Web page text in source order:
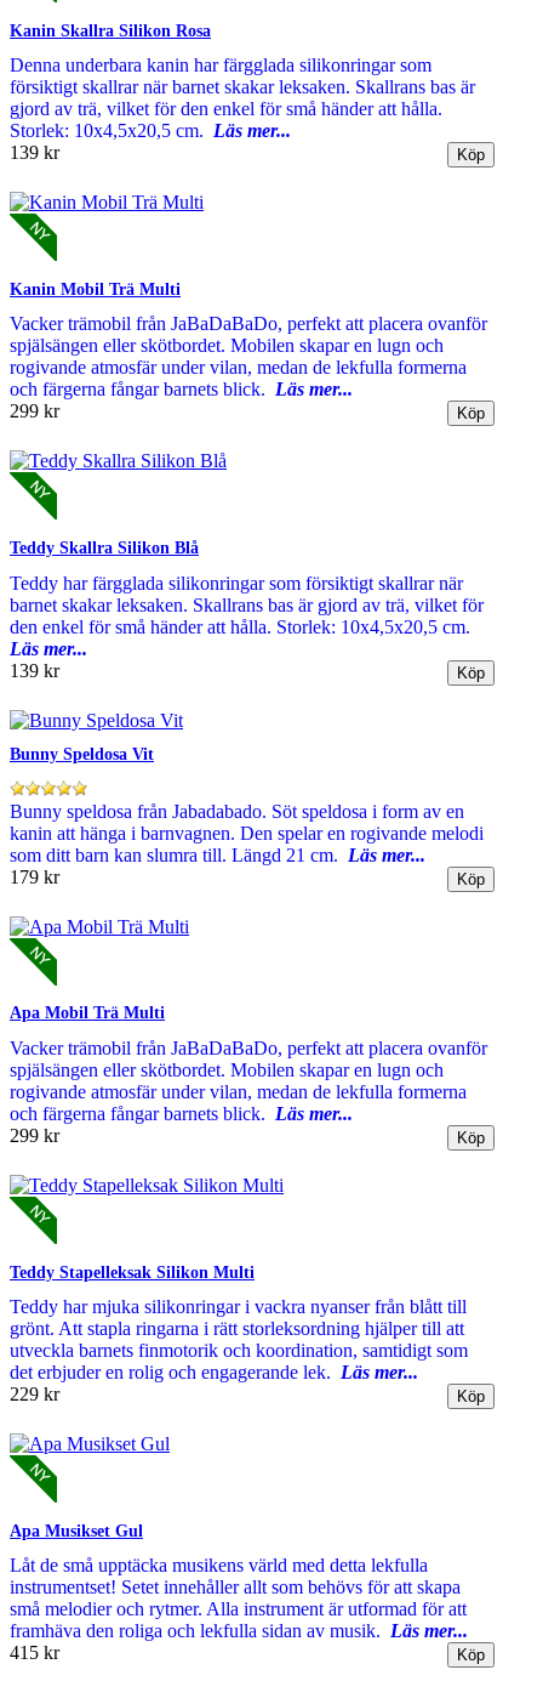
Kanin Skallra Silikon Rosa
Denna underbara kanin har färgglada silikonringar som
försiktigt skallrar när barnet skakar leksaken. Skallrans bas är
gjord av trä, vilket för den enkel för små händer att hålla.
Storlek: 10x4,5x20,5 cm. Läs mer...
139 kr
Kanin Mobil Trä Multi
Vacker trämobil från JaBaDaBaDo, perfekt att placera ovanför
spjälsängen eller skötbordet. Mobilen skapar en lugn och
rogivande atmosfär under vilan, medan de lekfulla formerna
och färgerna fångar barnets blick. Läs mer...
299 kr
Teddy Skallra Silikon Blå
Teddy har färgglada silikonringar som försiktigt skallrar när
barnet skakar leksaken. Skallrans bas är gjord av trä, vilket för
den enkel för små händer att hålla. Storlek: 10x4,5x20,5 cm.
Läs mer...
139 kr
Bunny Speldosa Vit
Bunny speldosa från Jabadabado. Söt speldosa i form av en
kanin att hänga i barnvagnen. Den spelar en rogivande melodi
som ditt barn kan slumra till. Längd 21 cm. Läs mer...
179 kr
Apa Mobil Trä Multi
Vacker trämobil från JaBaDaBaDo, perfekt att placera ovanför
spjälsängen eller skötbordet. Mobilen skapar en lugn och
rogivande atmosfär under vilan, medan de lekfulla formerna
och färgerna fångar barnets blick. Läs mer...
299 kr
Teddy Stapelleksak Silikon Multi
Teddy har mjuka silikonringar i vackra nyanser från blått till
grönt. Att stapla ringarna i rätt storleksordning hjälper till att
utveckla barnets finmotorik och koordination, samtidigt som
det erbjuder en rolig och engagerande lek. Läs mer...
229 kr
Apa Musikset Gul
Låt de små upptäcka musikens värld med detta lekfulla
instrumentset! Setet innehåller allt som behövs för att skapa
små melodier och rytmer. Alla instrument är utformad för att
framhäva den roliga och lekfulla sidan av musik. Läs mer...
415 kr